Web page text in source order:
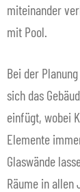
miteinander
mit Pool.
Bei der
sich das
einfügt, wobei
Elemente
Glaswände
Räume in allen